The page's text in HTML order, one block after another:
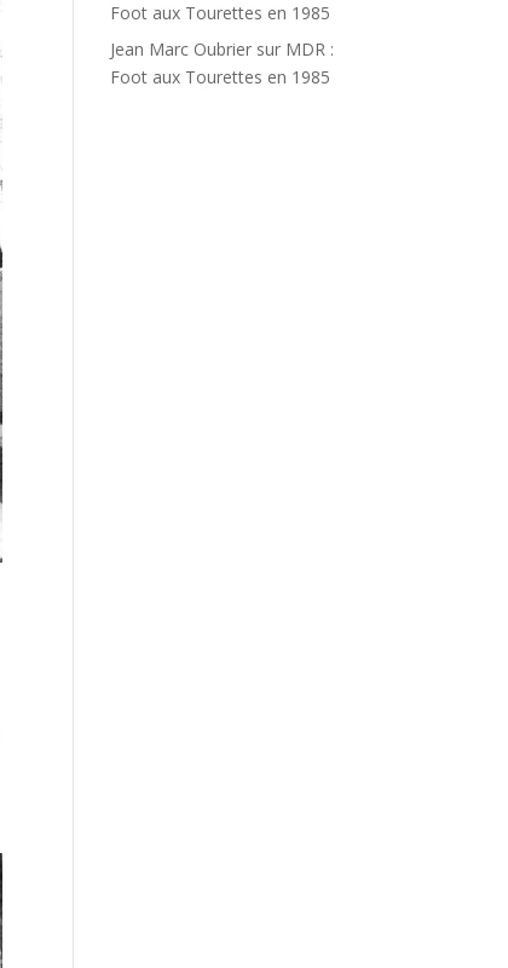
Foot aux Tourettes en 1985
Jean Marc Oubrier sur MDR :
Foot aux Tourettes en 1985